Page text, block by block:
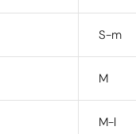
S-m
M
M-l